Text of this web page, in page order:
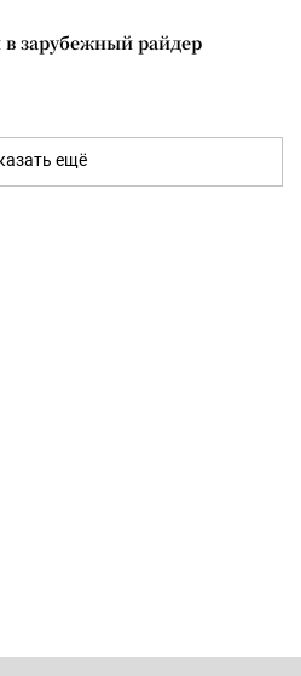
зарубежный райдер
ещё